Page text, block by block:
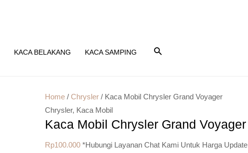
KACA BELAKANG KACA SAMPING
Home /Chrysler / Kaca Mobil Chrysler Grand Voyager
Chrysler, Kaca Mobil
Kaca Mobil Chrysler Grand Voyager
Rp100.000 *Hubungi Layanan Chat Kami Untuk Harga Update